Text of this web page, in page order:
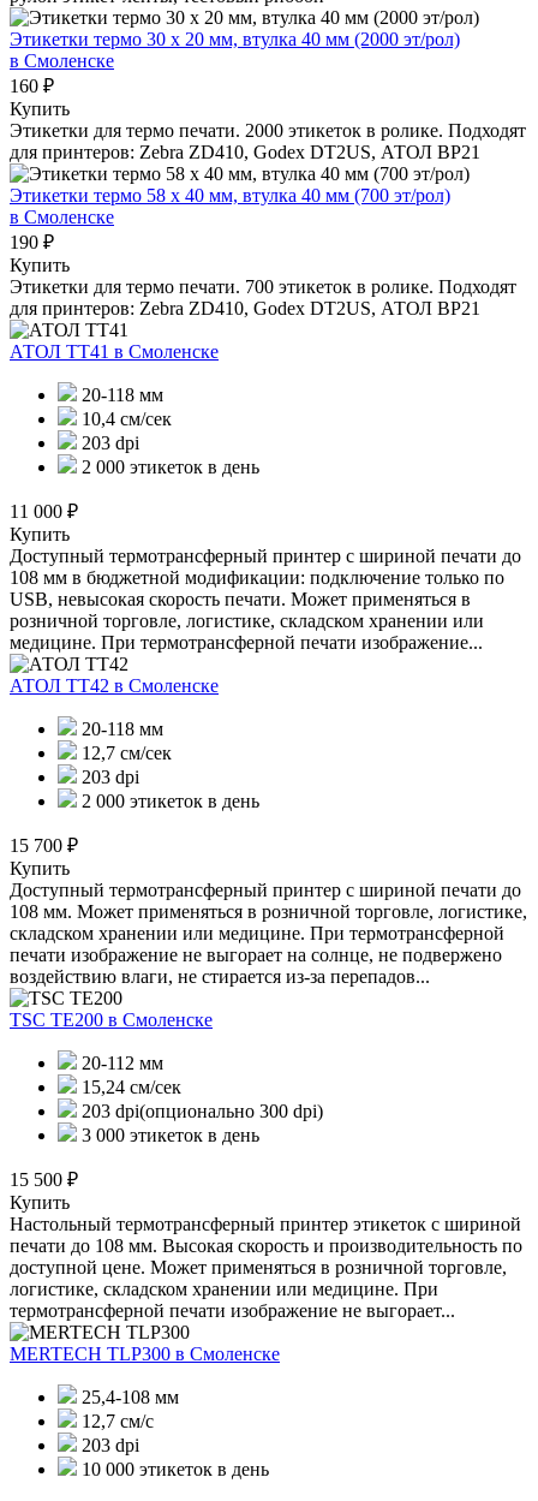
Этикетки термо 30 х 20 мм, втулка 40 мм (2000 эт/рол)
в Смоленске
160 ₽
Купить
Этикетки для термо печати. 2000 этикеток в ролике. Подходят
для принтеров: Zebra ZD410, Godex DT2US, АТОЛ BP21
Этикетки термо 58 х 40 мм, втулка 40 мм (700 эт/рол)
в Смоленске
190 ₽
Купить
Этикетки для термо печати. 700 этикеток в ролике. Подходят
для принтеров: Zebra ZD410, Godex DT2US, АТОЛ BP21
АТОЛ ТТ41 в Смоленске
20-118 мм
10,4 см/сек
203 dpi
2 000 этикеток в день
11 000 ₽
Купить
Доступный термотрансферный принтер с шириной печати до
108 мм в бюджетной модификации: подключение только по
USB, невысокая скорость печати. Может применяться в
розничной торговле, логистике, складском хранении или
медицине. При термотрансферной печати изображение...
АТОЛ ТТ42 в Смоленске
20-118 мм
12,7 см/сек
203 dpi
2 000 этикеток в день
15 700 ₽
Купить
Доступный термотрансферный принтер с шириной печати до
108 мм. Может применяться в розничной торговле, логистике,
складском хранении или медицине. При термотрансферной
печати изображение не выгорает на солнце, не подвержено
воздействию влаги, не стирается из-за перепадов...
TSC TE200 в Смоленске
20-112 мм
15,24 см/сек
203 dpi(опционально 300 dpi)
3 000 этикеток в день
15 500 ₽
Купить
Настольный термотрансферный принтер этикеток с шириной
печати до 108 мм. Высокая скорость и производительность по
доступной цене. Может применяться в розничной торговле,
логистике, складском хранении или медицине. При
термотрансферной печати изображение не выгорает...
MERTECH TLP300 в Смоленске
25,4-108 мм
12,7 см/с
203 dpi
10 000 этикеток в день